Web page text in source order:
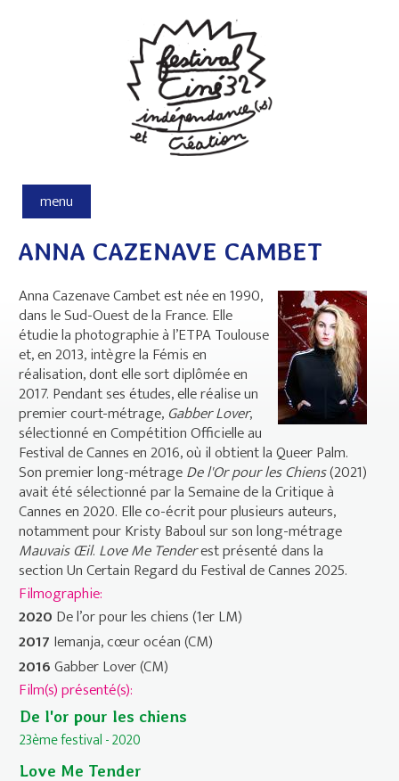
menu
ANNA CAZENAVE CAMBET
Anna Cazenave Cambet est née en 1990,
dans le Sud-Ouest de la France. Elle
étudie la photographie à l’ETPA Toulouse
et, en 2013, intègre la Fémis en
réalisation, dont elle sort diplômée en
2017. Pendant ses études, elle réalise un
premier court-métrage, Gabber Lover,
sélectionné en Compétition Officielle au
Festival de Cannes en 2016, où il obtient la Queer Palm.
Son premier long-métrageDe l'Or pour les Chiens(2021)
avait été sélectionné par la Semaine de la Critique à
Cannes en 2020. Elle co-écrit pour plusieurs auteurs,
notamment pour Kristy Baboul sur son long-métrage
Mauvais Œil. Love Me Tenderest présenté dans la
section Un Certain Regard du Festival de Cannes 2025.
Filmographie:
2020 De l’or pour les chiens (1er LM)
2017 Iemanja, cœur océan (CM)
2016Gabber Lover (CM)
Film(s) présenté(s):
De l'or pour les chiens
23ème festival - 2020
Love Me Tender